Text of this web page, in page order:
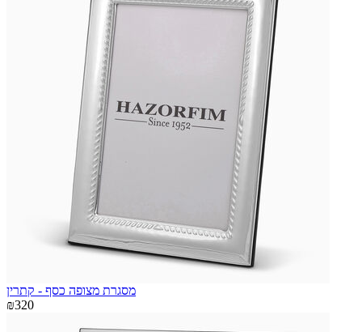
מסגרת מצופה כסף - קתרין
₪320